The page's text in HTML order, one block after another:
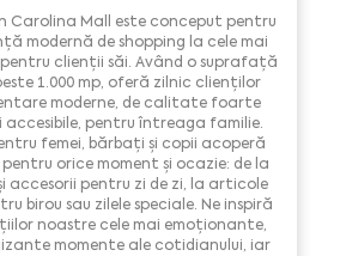
Carolina Mall este conceput pentru
modernă de shopping la cele mai
clienții săi. Având o suprafață
1.000 mp, oferă zilnic clienților
moderne, de calitate foarte
accesibile, pentru întreaga familie.
femei, bărbați și copii acoperă
orice moment și ocazie: de la
accesorii pentru zi de zi, la articole
birou sau zilele speciale. Ne inspiră
noastre cele mai emoționante,
momente ale cotidianului, iar